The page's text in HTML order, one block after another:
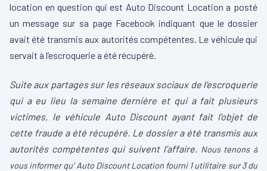
location en question qui est Auto Discount Location a posté
un message sur sa page Facebook indiquant que le dossier
avait été transmis aux autorités compétentes. Le véhicule qui
servait à l’escroquerie a été récupéré.
Suite aux partages sur les réseaux sociaux de l’escroquerie
qui a eu lieu la semaine dernière et qui a fait plusieurs
victimes, le véhicule Auto Discount ayant fait l’objet de
cette fraude a été récupéré. Le dossier a été transmis aux
autorités compétentes qui suivent l’affaire.
Nous tenons à
vous informer qu’Auto Discount Location fourni 1 utilitaire sur 3 du